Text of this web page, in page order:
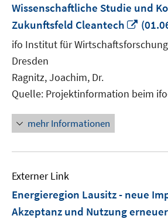
Wissenschaftliche Studie und
Zukunftsfeld Cleantech
In
neuem
ifo Institut für
Dresden
Ragnitz, Joachim, Dr.
Quelle: Projektinformation beim
mehr Informationen
Externer Link
Energieregion Lausitz - neue
Akzeptanz und Nutzung